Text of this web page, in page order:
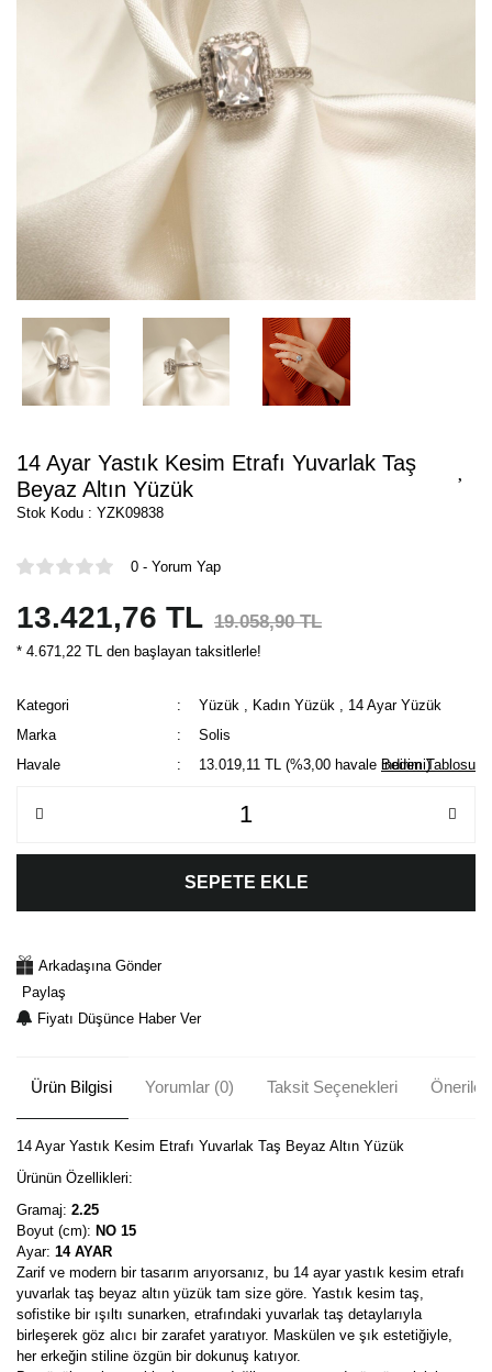
14 Ayar Yastık Kesim Etrafı Yuvarlak Taş
Beyaz Altın Yüzük
Stok Kodu : YZK09838
0 - Yorum Yap
13.421,76 TL 19.058,90 TL
* 4.671,22 TL den başlayan taksitlerle!
Kategori Yüzük Kadın Yüzük
14 Ayar Yüzük
Marka
Solis
Havale
13.019,11 TL (%3,00 havale indirimi)
Beden Tablosu
SEPETE EKLE
Arkadaşına Gönder
Paylaş
Fiyatı Düşünce Haber Ver
Ürün Bilgisi Yorumlar (0) Taksit Seçenekleri
14 Ayar Yastık Kesim Etrafı Yuvarlak Taş Beyaz Altın Yüzük
Ürünün Özellikleri:
Gramaj: 2.25
Boyut (cm): NO 15
Ayar: 14 AYAR
Zarif ve modern bir tasarım arıyorsanız, bu 14 ayar yastık kesim etrafı
yuvarlak taş beyaz altın yüzük tam size göre. Yastık kesim taş,
sofistike bir ışıltı sunarken, etrafındaki yuvarlak taş detaylarıyla
birleşerek göz alıcı bir zarafet yaratıyor. Maskülen ve şık estetiğiyle,
her erkeğin stiline özgün bir dokunuş katıyor.